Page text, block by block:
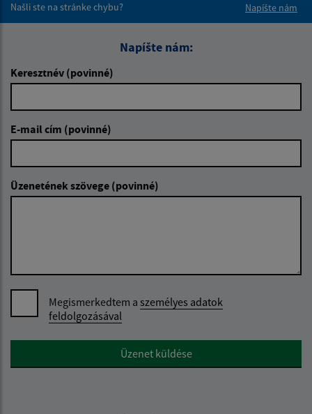
Našli ste na stránke chybu?
Napíšte nám
Napíšte nám:
Keresztnév (povinné)
E-mail cím (povinné)
Üzenetének szövege (povinné)
Megismerkedtem a személyes adatok
feldolgozásával
Google reCaptcha ResponseÜzenet küldése